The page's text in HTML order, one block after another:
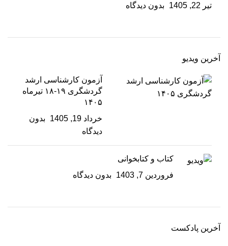
تیر 22, 1405
بدون دیدگاه
آخرین ویدیو
آزمون کارشناسی ارشد
گردشگری ۱۹-۱۸ تیرماه
۱۴۰۵
خرداد 19, 1405
بدون
دیدگاه
کتاب و کتابخوانی
فروردین 7, 1403
بدون دیدگاه
آخرین پادکست